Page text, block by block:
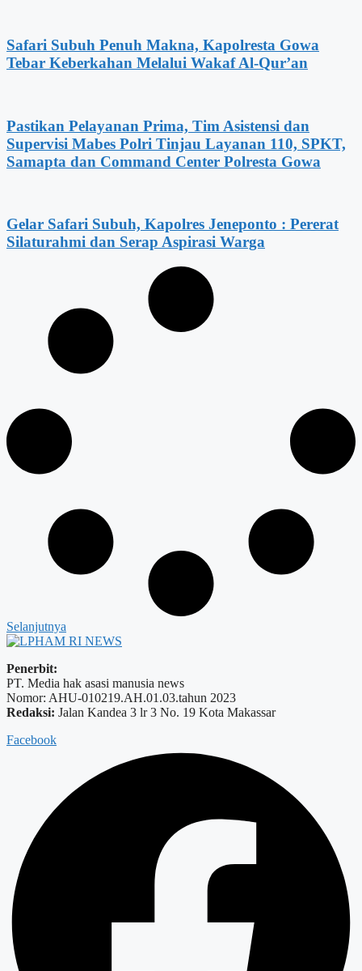
Safari Subuh Penuh Makna, Kapolresta Gowa
Tebar Keberkahan Melalui Wakaf Al-Qur’an
Pastikan Pelayanan Prima, Tim Asistensi dan
Supervisi Mabes Polri Tinjau Layanan 110, SPKT,
Samapta dan Command Center Polresta Gowa
Gelar Safari Subuh, Kapolres Jeneponto : Pererat
Silaturahmi dan Serap Aspirasi Warga
Selanjutnya
Penerbit:
PT. Media hak asasi manusia news
Nomor: AHU-010219.AH.01.03.tahun 2023
Redaksi: Jalan Kandea 3 lr 3 No. 19 Kota Makassar
Facebook